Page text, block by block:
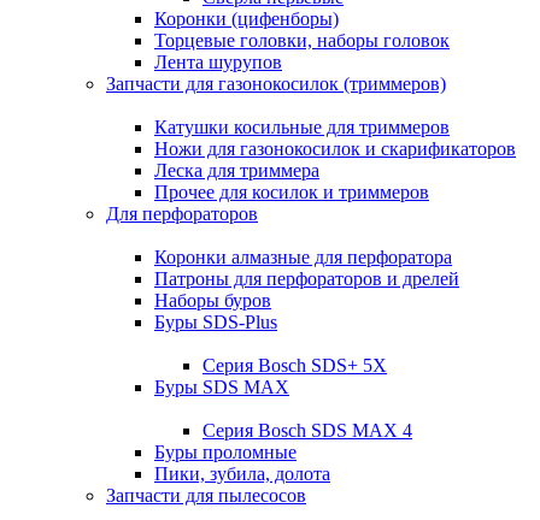
Коронки (цифенборы)
Торцевые головки, наборы головок
Лента шурупов
Запчасти для газонокосилок (триммеров)
Катушки косильные для триммеров
Ножи для газонокосилок и скарификаторов
Леска для триммера
Прочее для косилок и триммеров
Для перфораторов
Коронки алмазные для перфоратора
Патроны для перфораторов и дрелей
Наборы буров
Буры SDS-Plus
Серия Bosch SDS+ 5X
Буры SDS MAX
Серия Bosch SDS MAX 4
Буры проломные
Пики, зубила, долота
Запчасти для пылесосов